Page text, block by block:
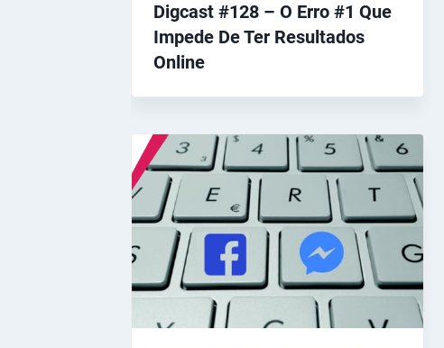
Digcast #128 – O Erro #1 Que
Impede De Ter Resultados
Online